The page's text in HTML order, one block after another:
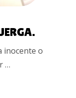
inocente o
…